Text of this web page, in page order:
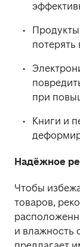
потерять
при
Книги и
Надёжное
Чтобы
товаров,
и влажность